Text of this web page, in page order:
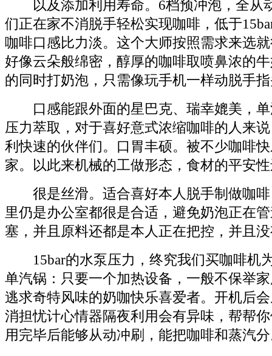
以及添加利用寿命。6档预冲泡，全从
们正在家不消脱手轻松实现咖啡，低于
咖啡口感比力淡。这个大师按照需求来选
好像云朵般绵密，醇厚的咖啡取喷鼻浓的
的同时打奶泡，只需像玩手机一样动脱手
口感能跟外面的星巴克、瑞幸媲美，单
压力萃取，对于喜好意式浓缩咖啡的人来
利快速的伙伴们。口胃丰硕。被不少咖啡
家。以此来机械的工做形态，食材的平安
很是丝滑。适合喜好本人脱手制做咖啡
里仍是办公室都很是合适，避免奶泡正在
塞，并且原料还都是本人正在把控，并且
15bar的水泵压力，终究我们买咖啡机
单汽锅：只要一个加热设备，一般不保举
逃求奇特风味的奶咖快乐喜爱者。开机后
消担忧计心情器隔夜利用会有异味，帮帮
用完毕后能够从动冲刷，能把咖啡和蒸汽